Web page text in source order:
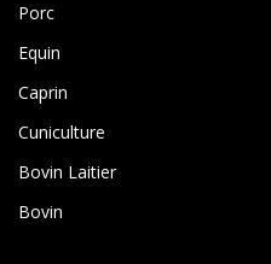
Porc
Equin
Caprin
Cuniculture
Bovin Laitier
Bovin